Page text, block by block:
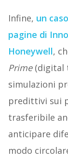
Infine, un
pagine di
Honeywell,
Prime(digital
simulazioni
predittivi sui
trasferibile
anticipare
modo